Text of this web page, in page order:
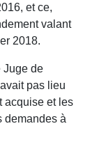
et ce,
valant
2018.
Juge de
pas lieu
acquise et les
demandes à